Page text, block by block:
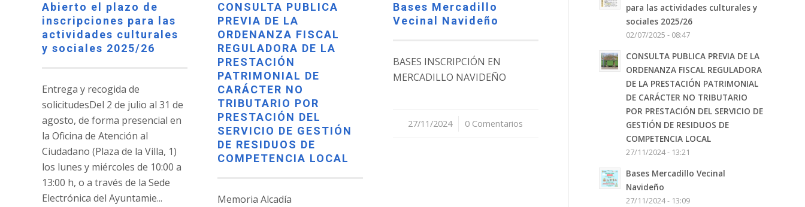
Abierto el plazo de
inscripciones para las
actividades culturales
y sociales 2025/26
Entrega y recogida de
solicitudesDel 2 de julio al 31 de
agosto, de forma presencial en
la Oficina de Atención al
Ciudadano (Plaza de la Villa, 1)
los lunes y miércoles de 10:00 a
13:00 h, o a través de la Sede
Electrónica del Ayuntamie...
CONSULTA PUBLICA
PREVIA DE LA
ORDENANZA FISCAL
REGULADORA DE LA
PRESTACIÓN
PATRIMONIAL DE
CARÁCTER NO
TRIBUTARIO POR
PRESTACIÓN DEL
SERVICIO DE GESTIÓN
DE RESIDUOS DE
COMPETENCIA LOCAL
Memoria Alcadía
Bases Mercadillo
Vecinal Navideño
BASES INSCRIPCIÓN EN
MERCADILLO NAVIDEÑO
27/11/2024
/ 0 Comentarios
para las actividades culturales y
sociales 2025/26
02/07/2025 - 08:47
CONSULTA PUBLICA PREVIA DE LA
ORDENANZA FISCAL REGULADORA
DE LA PRESTACIÓN PATRIMONIAL
DE CARÁCTER NO TRIBUTARIO
POR PRESTACIÓN DEL SERVICIO DE
GESTIÓN DE RESIDUOS DE
COMPETENCIA LOCAL
27/11/2024 - 13:21
Bases Mercadillo Vecinal
Navideño
27/11/2024 - 13:09